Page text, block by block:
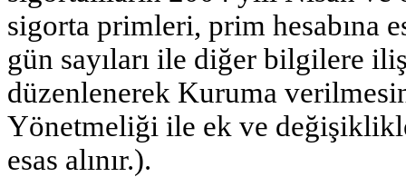
sigorta primleri, prim hesabına
gün sayıları ile diğer bilgilere
düzenlenerek Kuruma
Yönetmeliği ile ek ve
esas alınır.).